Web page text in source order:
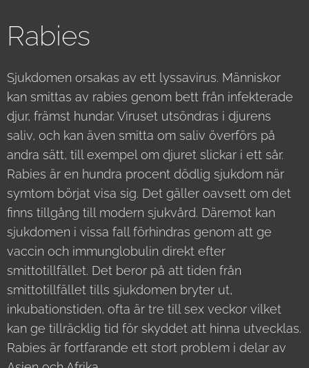
Rabies
Sjukdomen orsakas av ett lyssavirus. Människor
kan smittas av rabies genom bett från infekterade
djur, främst hundar. Viruset utsöndras i djurens
saliv, och kan även smitta om saliv överförs på
andra sätt, till exempel om djuret slickar i ett sår.
Rabies är en hundra procent dödlig sjukdom när
symtom börjat visa sig. Det gäller oavsett om det
finns tillgång till modern sjukvård. Däremot kan
sjukdomen i vissa fall förhindras genom att ge
vaccin och immunglobulin direkt efter
smittotillfället. Det beror på att tiden från
smittotillfället tills sjukdomen bryter ut,
inkubationstiden, ofta är tre till sex veckor vilket
kan ge tillräcklig tid för skyddet att hinna utvecklas.
Rabies är fortfarande ett stort problem i delar av